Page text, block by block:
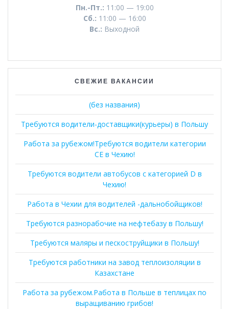
Пн.-Пт.: 11:00 — 19:00
Сб.: 11:00 — 16:00
Вс.: Выходной
СВЕЖИЕ ВАКАНСИИ
(без названия)
Требуются водители-доставщики(курьеры) в Польшу
Работа за рубежом!Требуются водители категории
СЕ в Чехию!
Требуются водители автобусов с категорией D в
Чехию!
Работа в Чехии для водителей -дальнобойщиков!
Требуются разнорабочие на нефтебазу в Польшу!
Требуются маляры и пескоструйщики в Польшу!
Требуются работники на завод теплоизоляции в
Казахстане
Работа за рубежом.Работа в Польше в теплицах по
выращиванию грибов!